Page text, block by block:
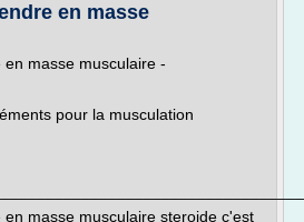
en masse
masse musculaire -
pour la musculation
masse musculaire steroide c'est